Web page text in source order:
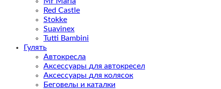
Red Castle
Stokke
Suavinex
Tutti Bambini
Гулять
Автокресла
Аксессуары для автокресел
Аксессуары для колясок
Беговелы и каталки